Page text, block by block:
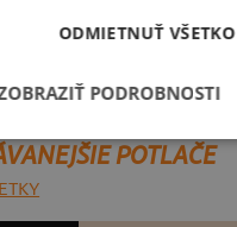
POTLAČE
ODMIETNUŤ VŠETKO
PODROBNOSTI